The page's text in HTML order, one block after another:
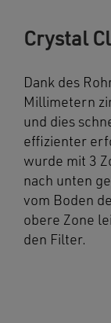
Crystal
Dank des
Millimetern
und dies
effizienter
wurde mit 3
nach unten
vom Boden
obere Zone
den Filter.